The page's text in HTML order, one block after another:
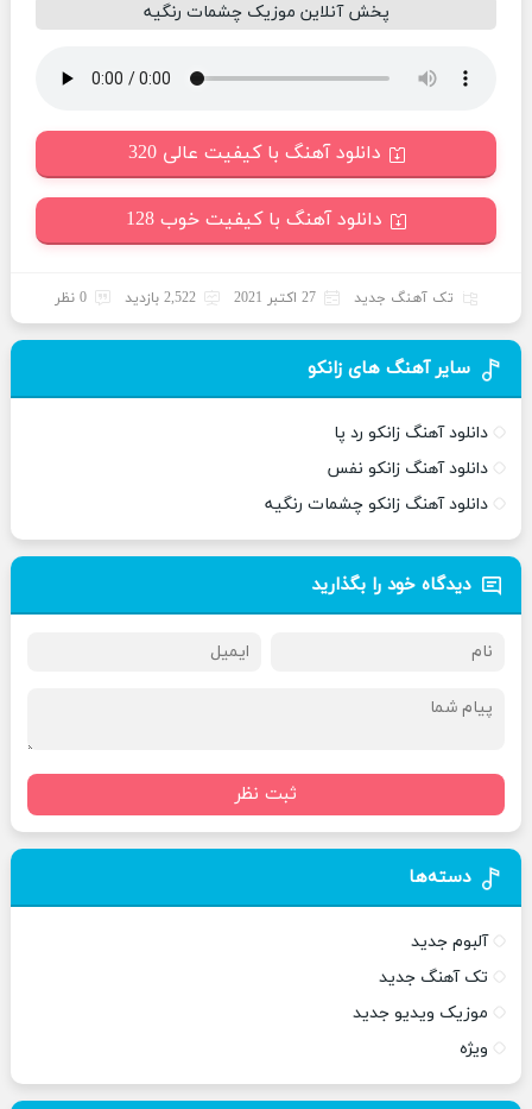
پخش آنلاین موزیک چشمات رنگیه
دانلود آهنگ با کیفیت عالی 320
دانلود آهنگ با کیفیت خوب 128
تک آهنگ جدید 27 اکتبر 2021 2,522 بازدید 0 نظر
سایر آهنگ های زانکو
دانلود آهنگ زانکو رد پا
دانلود آهنگ زانکو نفس
دانلود آهنگ زانکو چشمات رنگیه
دیدگاه خود را بگذارید
ثبت نظر
دسته‌ها
آلبوم جدید
تک آهنگ جدید
موزیک ویدیو جدید
ویژه